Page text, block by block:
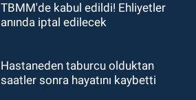
TBMM'de kabul edildi! Ehliyetler
anında iptal edilecek
Hastaneden taburcu olduktan
saatler sonra hayatını kaybetti